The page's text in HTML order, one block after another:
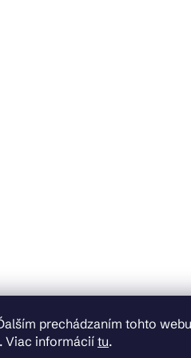
prechádzaním tohto
Viac informácií tu.